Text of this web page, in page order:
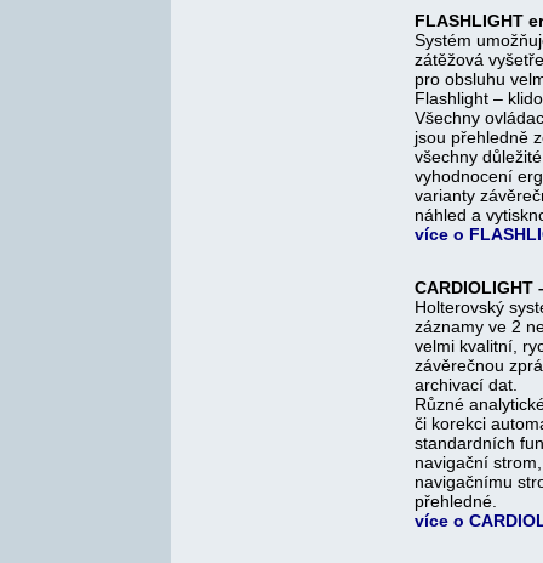
FLASHLIGHT
Systém
zátěžová
pro obsluhu
Flashlight –
Všechny
jsou přehledně
všechny
vyhodnocení
varianty
náhled a
více o
CARDIOLIGHT
Holterovský
záznamy ve 2
velmi kvalitní,
závěrečnou
archivací dat.
Různé
či korekci
standardních
navigační
navigačnímu
přehledné.
více o